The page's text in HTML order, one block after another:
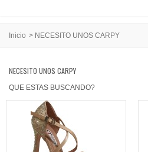
TESTIMONIAL
CARPY, PRODUCTO DE CALIDAD
EVENTOS
Inicio > NECESITO UNOS CARPY
NECESITO UNOS CARPY
QUE ESTAS BUSCANDO?